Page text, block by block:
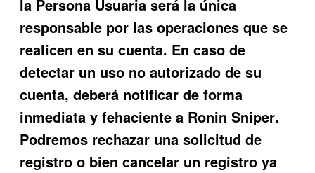
la Persona Usuaria será la única
responsable por las operaciones que se
realicen en su cuenta. En caso de
detectar un uso no autorizado de su
cuenta, deberá notificar de forma
inmediata y fehaciente a Ronin Sniper.
Podremos rechazar una solicitud de
registro o bien cancelar un registro ya